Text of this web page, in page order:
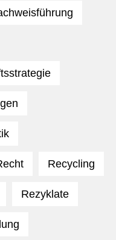
Recycling
Rezyklate